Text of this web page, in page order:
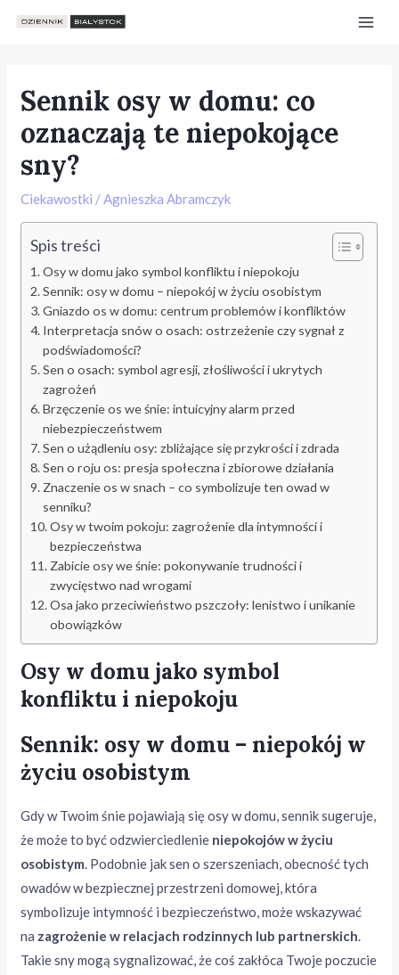
Main
Sennik osy w domu: co
oznaczają te niepokojące
sny?
Ciekawostki /Agnieszka Abramczyk
Spis treści
Osy w domu jako symbol konfliktu i niepokoju
Sennik: osy w domu – niepokój w życiu osobistym
Gniazdo os w domu: centrum problemów i konfliktów
Interpretacja snów o osach: ostrzeżenie czy sygnał z
podświadomości?
Sen o osach: symbol agresji, złośliwości i ukrytych
zagrożeń
Brzęczenie os we śnie: intuicyjny alarm przed
niebezpieczeństwem
Sen o użądleniu osy: zbliżające się przykrości i zdrada
Sen o roju os: presja społeczna i zbiorowe działania
Znaczenie os w snach – co symbolizuje ten owad w
senniku?
Osy w twoim pokoju: zagrożenie dla intymności i
bezpieczeństwa
Zabicie osy we śnie: pokonywanie trudności i
zwycięstwo nad wrogami
Osa jako przeciwieństwo pszczoły: lenistwo i unikanie
obowiązków
Osy w domu jako symbol
konfliktu i niepokoju
Sennik: osy w domu – niepokój w
życiu osobistym
Gdy w Twoim śnie pojawiają się osy w domu, sennik sugeruje,
że może to być odzwierciedlenie niepokojów w życiu
osobistym. Podobnie jak sen o szerszeniach, obecność tych
owadów w bezpiecznej przestrzeni domowej, która
symbolizuje intymność i bezpieczeństwo, może wskazywać
na zagrożenie w relacjach rodzinnych lub partnerskich.
Takie sny mogą sygnalizować, że coś zakłóca Twoje poczucie